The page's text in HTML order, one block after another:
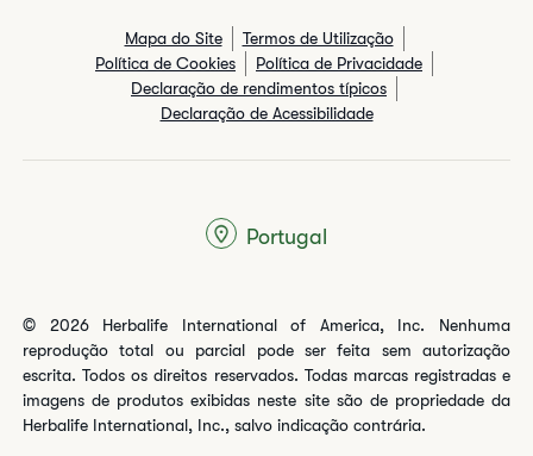
Mapa do Site
Termos de Utilização
Política de Cookies
Política de Privacidade
Declaração de rendimentos típicos​
Declaração de Acessibilidade
© 2026 Herbalife International of America, Inc. Nenhuma
reprodução total ou parcial pode ser feita sem autorização
escrita. Todos os direitos reservados. Todas marcas registradas e
imagens de produtos exibidas neste site são de propriedade da
Herbalife International, Inc., salvo indicação contrária.
Portugal